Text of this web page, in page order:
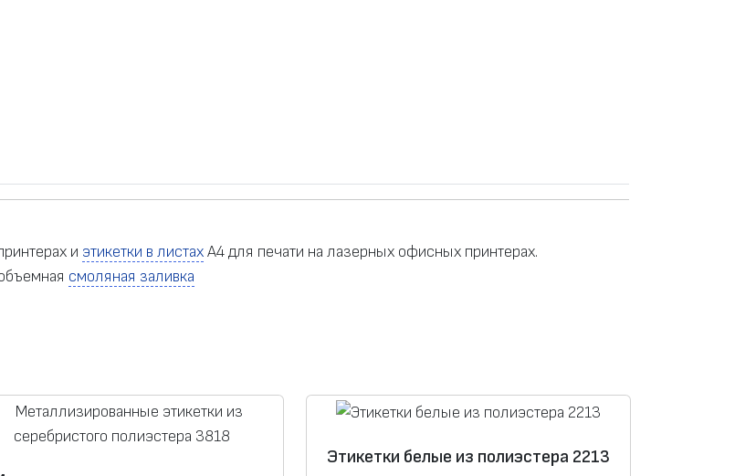
и этикетки в листахА4 для печати на лазерных офисных принтерах.
смоляная заливка
Этикетки белые из полиэстера 2213